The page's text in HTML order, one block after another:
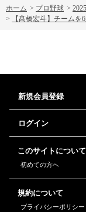
ホーム > プロ野球 >
>
【髙橋宏斗】チームを
新規会員登録
ログイン
このサイトについて
初めての方へ
規約について
プライバシーポリシー